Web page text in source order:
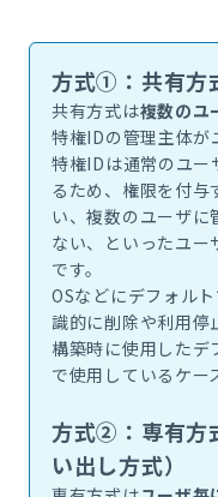
方式①：共有方
共有方式は複数のユ
特権IDの管理主体が
特権IDは通常のユー
るため、権限を付与
い、複数のユーザに
ない、といったユー
です。
OSなどにデフォル
識的に削除や利用停
構築時に使用したデ
で使用しているケー
方式②：専有方
い出し方式）